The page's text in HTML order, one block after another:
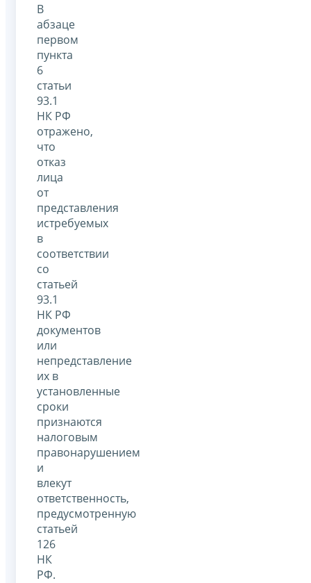
В
абзаце
первом
пункта
6
статьи
93.1
НК РФ
отражено,
что
отказ
лица
от
представления
истребуемых
в
соответствии
со
статьей
93.1
НК РФ
документов
или
непредставление
их в
установленные
сроки
признаются
налоговым
правонарушением
и
влекут
ответственность,
предусмотренную
статьей
126
НК
РФ.